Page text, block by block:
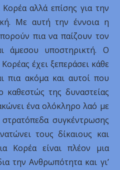
αλλά επίσης για την
Με αυτή την έννοια η
πια να παίζουν τον
άμεσου υποστηρικτή. Ο
έχει ξεπεράσει κάθε
πια ακόμα και αυτοί που
καθεστώς της δυναστείας
ένα ολόκληρο λαό με
συγκέντρωσης
τους δίκαιους και
Κορέα είναι πλέον μια
την Ανθρωπότητα και γι’